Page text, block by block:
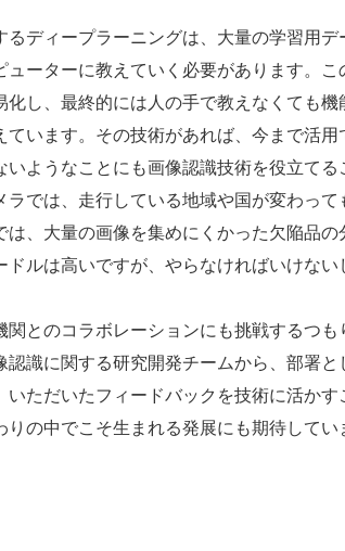
ディープラーニングは、大量の学習用デ
ューターに教えていく必要があります。こ
化し、最終的には人の手で教えなくても
います。その技術があれば、今まで活
ようなことにも画像認識技術を役立てる
では、走行している地域や国が変わって
は、大量の画像を集めにくかった欠陥品の
ドルは高いですが、やらなければいけな
関とのコラボレーションにも挑戦するつ
認識に関する研究開発チームから、部署と
ただいたフィードバックを技術に活かす
の中でこそ生まれる発展にも期待してい